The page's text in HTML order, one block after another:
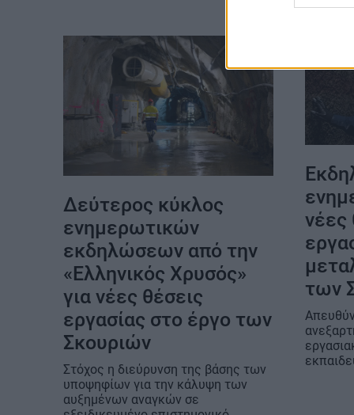
Δεύτερος κύκλος
ενημερωτικών
εκδηλώσεων από την
«Ελληνικός Χρυσός»
για νέες θέσεις
εργασίας στο έργο των
Σκουριών
Στόχος η διεύρυνση της βάσης των
υποψηφίων για την κάλυψη των
αυξημένων αναγκών σε
νέες
των